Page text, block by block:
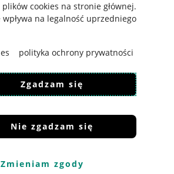
cookies na stronie głównej.
na legalność uprzedniego
polityka ochrony prywatności
Zgadzam się
Nie zgadzam się
Zmieniam zgody
oznacza akceptacjęregulaminu